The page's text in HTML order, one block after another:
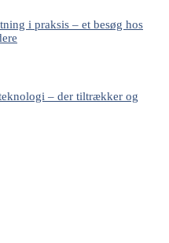
i praksis – et besøg hos
– der tiltrækker og